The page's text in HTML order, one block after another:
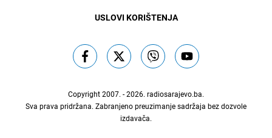
USLOVI KORIŠTENJA
Copyright 2007. - 2026. radiosarajevo.ba.
Sva prava pridržana. Zabranjeno preuzimanje sadržaja bez dozvole
izdavača.